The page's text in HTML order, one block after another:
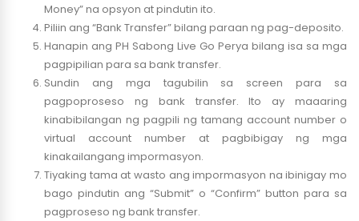
Money” na opsyon at pindutin ito.
Piliin ang “Bank Transfer” bilang paraan ng pag-deposito.
Hanapin ang PH Sabong Live Go Perya bilang isa sa mga
pagpipilian para sa bank transfer.
Sundin ang mga tagubilin sa screen para sa
pagpoproseso ng bank transfer. Ito ay maaaring
kinabibilangan ng pagpili ng tamang account number o
virtual account number at pagbibigay ng mga
kinakailangang impormasyon.
Tiyaking tama at wasto ang impormasyon na ibinigay mo
bago pindutin ang “Submit” o “Confirm” button para sa
pagproseso ng bank transfer.